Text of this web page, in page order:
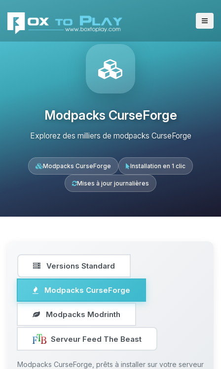
Modpacks CurseForge
Explorez des milliers de modpacks CurseForge
Modpacks CurseForge Installation en 1 clic
Mises à jour journalières
Versions Standard
Modpacks CurseForge
Modpacks Modrinth
Serveur Feed The Beast
Modpacks CurseForge, prêts à installer sur votre serveur